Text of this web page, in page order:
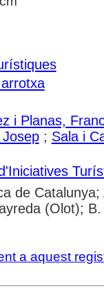
i Planas,
; Sala i
de
(Olot);
a aquest